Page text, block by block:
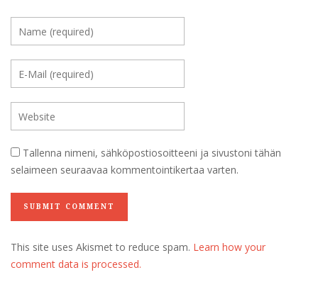
Tallenna nimeni, sähköpostiosoitteeni ja sivustoni tähän
selaimeen seuraavaa kommentointikertaa varten.
This site uses Akismet to reduce spam. Learn how your
comment data is processed.